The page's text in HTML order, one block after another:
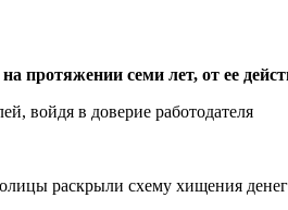
протяжении семи лет, от ее
раскрыли схему хищения